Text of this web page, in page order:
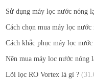
Sử dụng máy lọc nước nóng
Cách chọn mua máy lọc
Cách khắc phục máy lọc
Nên mua máy loc nước nóng
Lõi lọc RO Vortex là gì ?